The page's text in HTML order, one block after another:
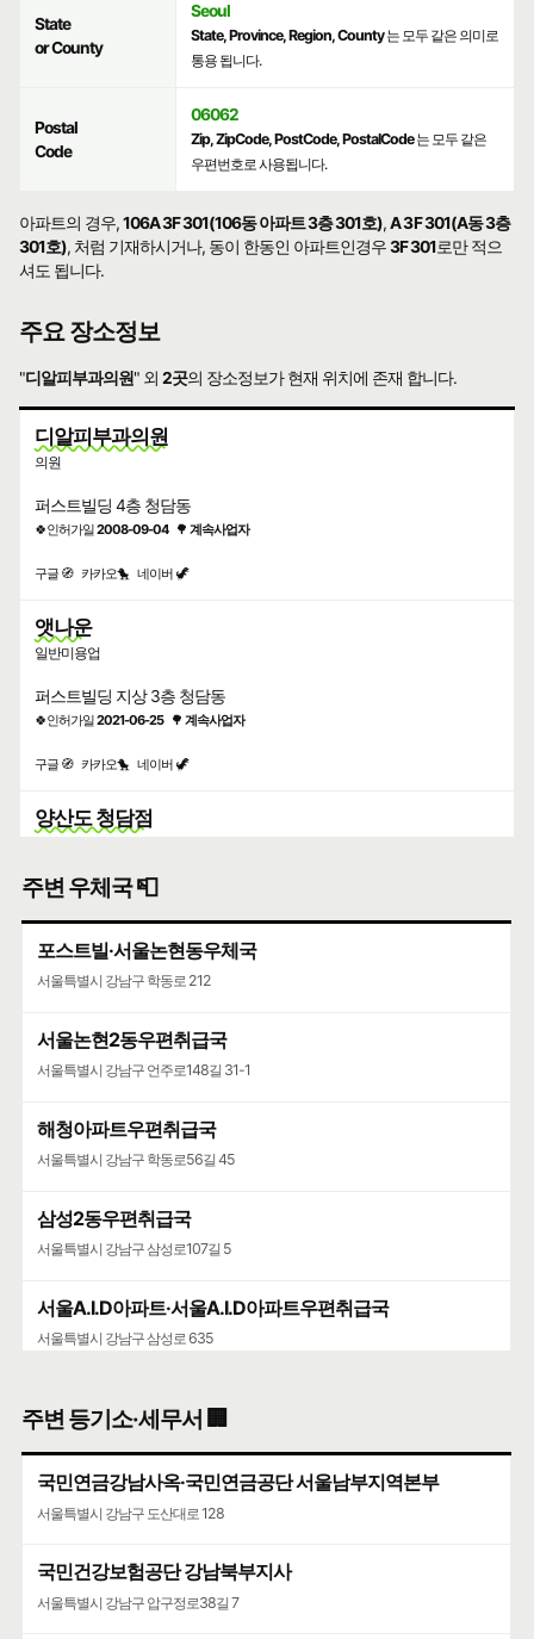
State
or County
Seoul
State, Province, Region, County는 모두 같은 의미로
통용 됩니다.
Postal
Code
06062
Zip, ZipCode, PostCode, PostalCode는 모두 같은
우편번호로 사용됩니다.
아파트의 경우,106A 3F 301(106동 아파트 3층 301호),A 3F 301(A동 3층
301호), 처럼 기재하시거나, 동이 한동인 아파트인경우3F 301로만 적으
셔도 됩니다.
주요 장소정보
"디알피부과의원" 외2곳의 장소정보가 현재 위치에 존재 합니다.
디알피부과의원
의원
퍼스트빌딩 4층 청담동
🍀인허가일2008-09-04 🌳 계속사업자
구글 🧭 카카오🐤 네이버 🦖
앳나운
일반미용업
퍼스트빌딩 지상 3층 청담동
🍀인허가일2021-06-25 🌳 계속사업자
구글 🧭 카카오🐤 네이버 🦖
양산도 청담점
퍼스트빌딩 지상 2층 청담동
구글 🧭 카카오🐤 네이버 🦖
주변 우체국 📮
포스트빌·서울논현동우체국
서울특별시 강남구 학동로 212
서울논현2동우편취급국
서울특별시 강남구 언주로148길 31-1
해청아파트우편취급국
서울특별시 강남구 학동로56길 45
삼성2동우편취급국
서울특별시 강남구 삼성로107길 5
서울A.I.D아파트·서울A.I.D아파트우편취급국
서울특별시 강남구 삼성로 635
서울특별시 강남구 압구정로 332
주변 등기소·세무서 🏢
국민연금강남사옥·국민연금공단 서울남부지역본부
서울특별시 강남구 도산대로 128
국민건강보험공단 강남북부지사
서울특별시 강남구 압구정로38길 7